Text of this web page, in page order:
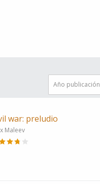
Año publicación
war: preludio
Maleev